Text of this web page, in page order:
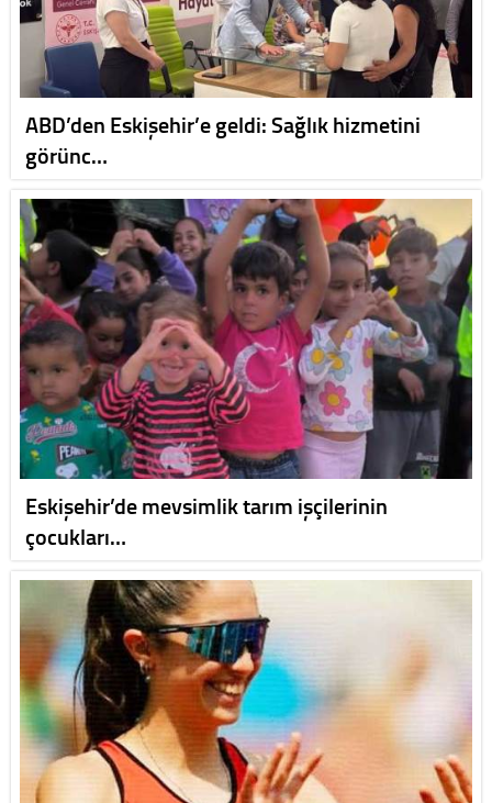
ABD’den Eskişehir’e geldi: Sağlık hizmetini
görünc…
Eskişehir’de mevsimlik tarım işçilerinin
çocukları…